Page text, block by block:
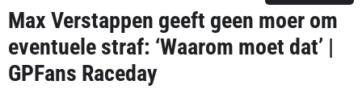
Max Verstappen geeft geen moer om
eventuele straf: ‘Waarom moet dat’ |
GPFans Raceday